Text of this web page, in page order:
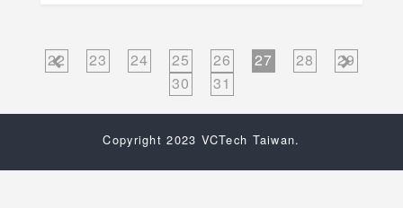
22 23 24 25 26 27 28
29
30
31
Copyright 2023 VCTech Taiwan.